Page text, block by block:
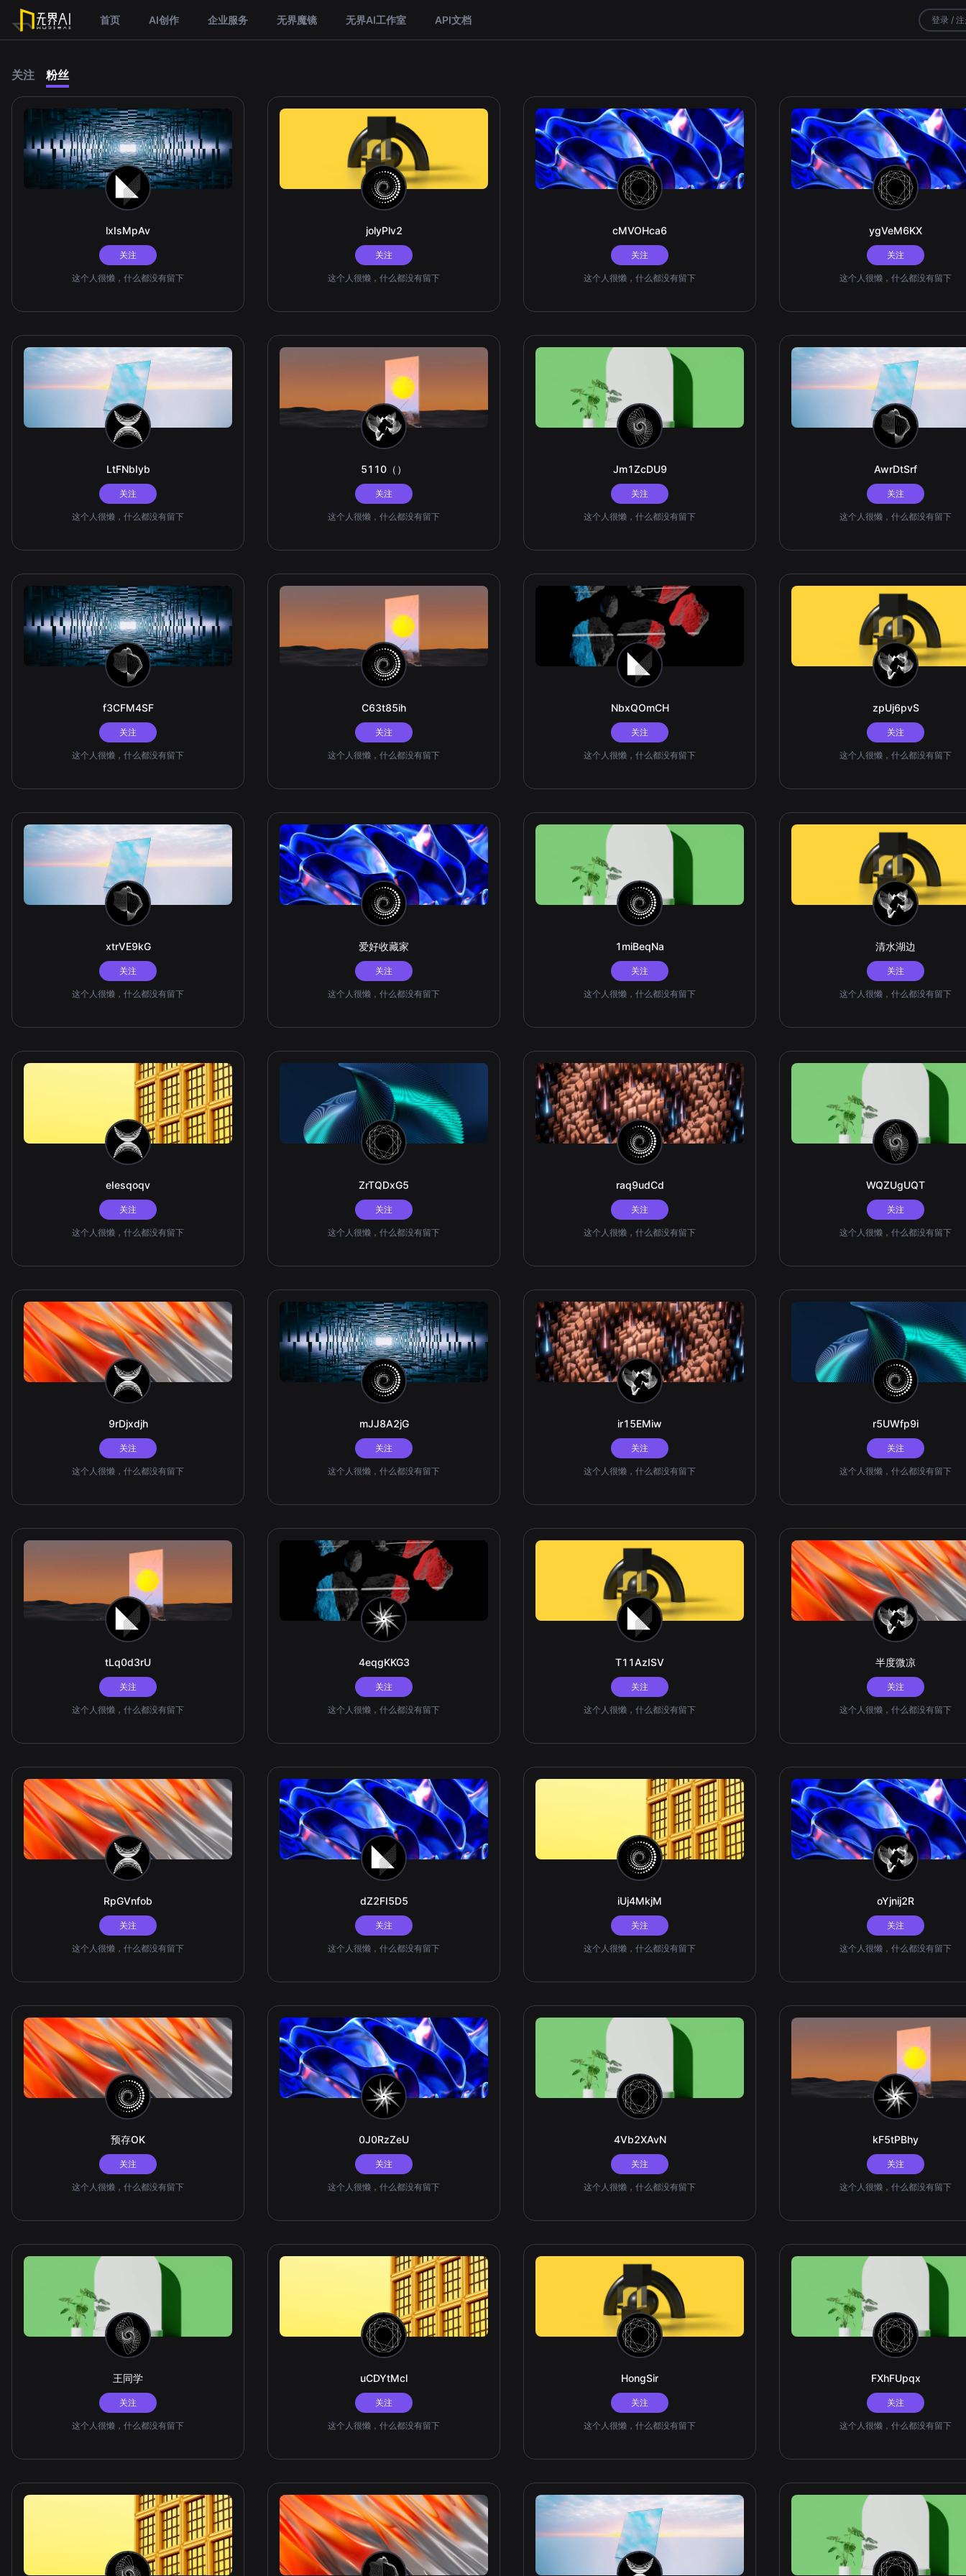
首页 AI创作 企业服务 无界魔镜 无界AI工作室 API文档 登录 /
关注 粉丝
lxIsMpAv
关注
这个人很懒，什么都没有留下
jolyPlv2
关注
这个人很懒，什么都没有留下
cMVOHca6
关注
这个人很懒，什么都没有留下
ygVeM6KX
关注
这个人很懒，什么都没有留下
LtFNbIyb
关注
这个人很懒，什么都没有留下
5110（）
关注
这个人很懒，什么都没有留下
Jm1ZcDU9
关注
这个人很懒，什么都没有留下
AwrDtSrf
关注
这个人很懒，什么都没有留下
f3CFM4SF
关注
这个人很懒，什么都没有留下
C63t85ih
关注
这个人很懒，什么都没有留下
NbxQOmCH
关注
这个人很懒，什么都没有留下
zpUj6pvS
关注
这个人很懒，什么都没有留下
xtrVE9kG
关注
这个人很懒，什么都没有留下
爱好收藏家
关注
这个人很懒，什么都没有留下
1miBeqNa
关注
这个人很懒，什么都没有留下
清水湖边
关注
这个人很懒，什么都没有留下
eIesqoqv
关注
这个人很懒，什么都没有留下
ZrTQDxG5
关注
这个人很懒，什么都没有留下
raq9udCd
关注
这个人很懒，什么都没有留下
WQZUgUQT
关注
这个人很懒，什么都没有留下
9rDjxdjh
关注
这个人很懒，什么都没有留下
mJJ8A2jG
关注
这个人很懒，什么都没有留下
ir15EMiw
关注
这个人很懒，什么都没有留下
r5UWfp9i
关注
这个人很懒，什么都没有留下
tLq0d3rU
关注
这个人很懒，什么都没有留下
4eqgKKG3
关注
这个人很懒，什么都没有留下
T11AzISV
关注
这个人很懒，什么都没有留下
半度微凉
关注
这个人很懒，什么都没有留下
RpGVnfob
关注
这个人很懒，什么都没有留下
dZ2FI5D5
关注
这个人很懒，什么都没有留下
iUj4MkjM
关注
这个人很懒，什么都没有留下
oYjnij2R
关注
这个人很懒，什么都没有留下
预存OK
关注
这个人很懒，什么都没有留下
0J0RzZeU
关注
这个人很懒，什么都没有留下
4Vb2XAvN
关注
这个人很懒，什么都没有留下
kF5tPBhy
关注
这个人很懒，什么都没有留下
王同学
关注
这个人很懒，什么都没有留下
uCDYtMcl
关注
这个人很懒，什么都没有留下
HongSir
关注
这个人很懒，什么都没有留下
FXhFUpqx
关注
这个人很懒，什么都没有留下